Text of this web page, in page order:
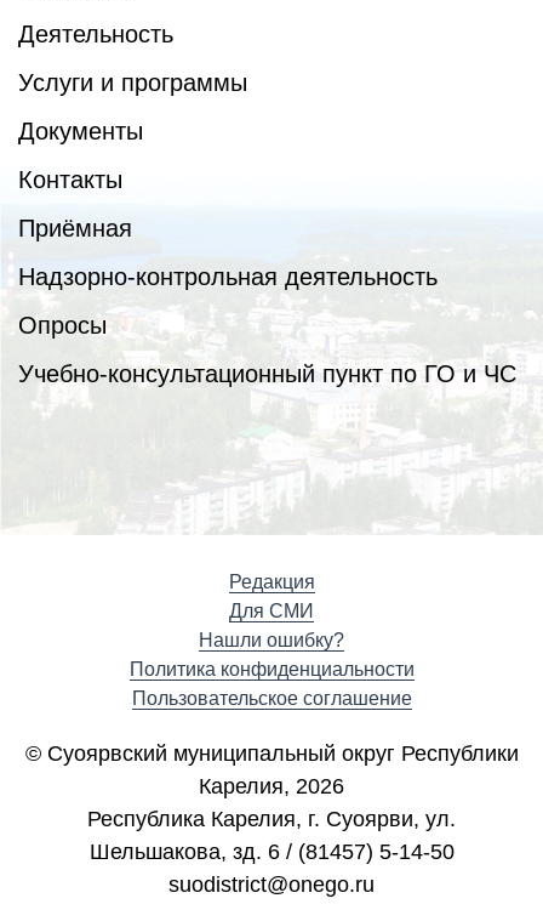
Деятельность
Услуги и программы
Документы
Контакты
Приёмная
Надзорно-контрольная деятельность
Опросы
Учебно-консультационный пункт по ГО и ЧС
Редакция
Для СМИ
Нашли ошибку?
Политика конфиденциальности
Пользовательское соглашение
© Суоярвский муниципальный округ Республики
Карелия, 2026
Республика Карелия, г. Cуоярви, ул.
Шельшакова, зд. 6 / (81457) 5-14-50
suodistrict@onego.ru